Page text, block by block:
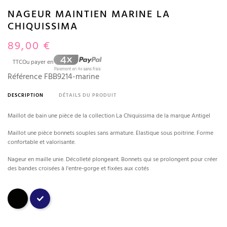
NAGEUR MAINTIEN MARINE LA
CHIQUISSIMA
89,00 €
TTCOu payer en
Référence FBB9214-marine
DESCRIPTION DÉTAILS DU PRODUIT
Maillot de bain une pièce de la collection La Chiquissima de la marque Antigel
Maillot une pièce bonnets souples sans armature. Elastique sous poitrine. Forme
confortable et valorisante.
Nageur en maille unie. Décolleté plongeant. Bonnets qui se prolongent pour créer
des bandes croisées à l'entre-gorge et fixées aux cotés
Noir Marine